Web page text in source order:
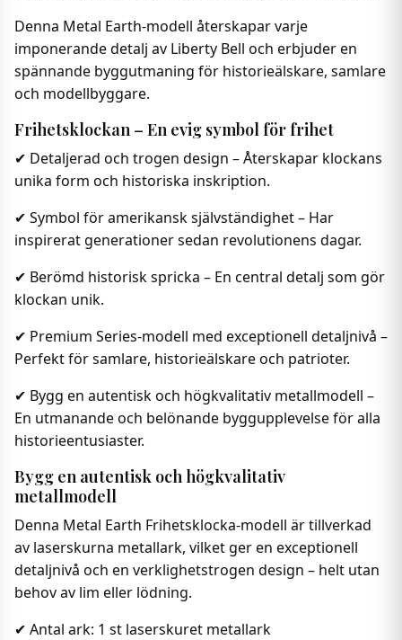
Denna Metal Earth-modell återskapar varje
imponerande detalj av Liberty Bell och erbjuder en
spännande byggutmaning för historieälskare, samlare
och modellbyggare.
Frihetsklockan – En evig symbol för frihet
✔ Detaljerad och trogen design – Återskapar klockans
unika form och historiska inskription.
✔ Symbol för amerikansk självständighet – Har
inspirerat generationer sedan revolutionens dagar.
✔ Berömd historisk spricka – En central detalj som gör
klockan unik.
✔ Premium Series-modell med exceptionell detaljnivå –
Perfekt för samlare, historieälskare och patrioter.
✔ Bygg en autentisk och högkvalitativ metallmodell –
En utmanande och belönande byggupplevelse för alla
historieentusiaster.
Bygg en autentisk och högkvalitativ
metallmodell
Denna Metal Earth Frihetsklocka-modell är tillverkad
av laserskurna metallark, vilket ger en exceptionell
detaljnivå och en verklighetstrogen design – helt utan
behov av lim eller lödning.
✔ Antal ark: 1 st laserskuret metallark